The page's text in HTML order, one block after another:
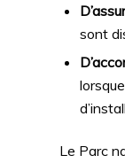
sont
Le Parc